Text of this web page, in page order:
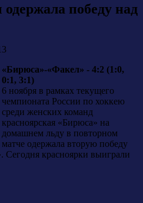
победу над
«Бирюса»-«Факел» - 4:2 (1:0,
0:1, 3:1)
6 ноября в рамках текущего
чемпионата России по хоккею
среди женских команд
красноярская «Бирюса» на
домашнем льду в повторном
матче одержала вторую победу
Сегодня красноярки выиграли